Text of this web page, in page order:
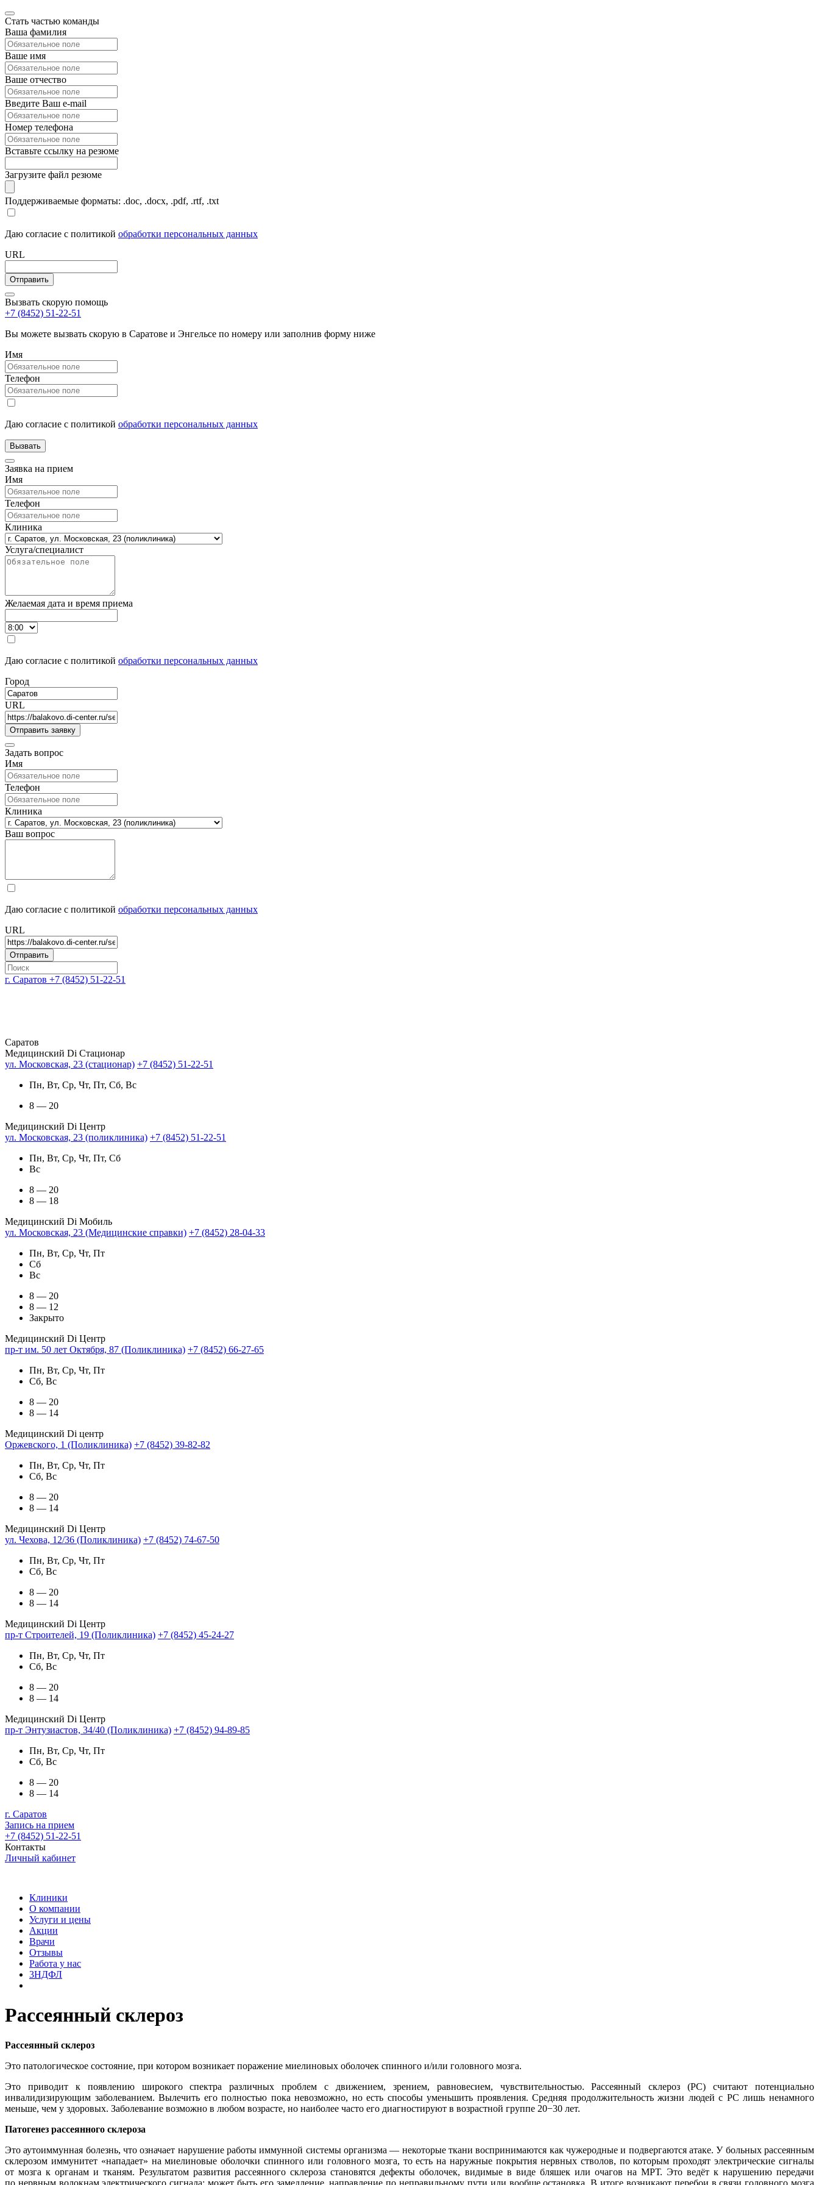
Стать частью команды
Ваша фамилия
Ваше имя
Ваше отчество
Введите Ваш e-mail
Номер телефона
Вставьте ссылку на резюме
Загрузите файл резюме
Поддерживаемые форматы: .doc, .docx, .pdf, .rtf, .txt
Даю согласие с политикой обработки персональных данных
URL
Вызвать скорую помощь
+7 (8452) 51-22-51
Вы можете вызвать скорую в Саратове и Энгельсе по номеру или заполнив форму ниже
Имя
Телефон
Даю согласие с политикой обработки персональных данных
Заявка на прием
Имя
Телефон
Клиника
Услуга/специалист
Желаемая дата и время приема
Даю согласие с политикой обработки персональных данных
Город
URL
Задать вопрос
Имя
Телефон
Клиника
Ваш вопрос
Даю согласие с политикой обработки персональных данных
URL
г. Саратов +7 (8452) 51-22-51
Саратов
Медицинский Di Стационар
ул. Московская, 23 (стационар) +7 (8452) 51-22-51
Пн, Вт, Ср, Чт, Пт, Сб, Вс
8 — 20
Медицинский Di Центр
ул. Московская, 23 (поликлиника) +7 (8452) 51-22-51
Пн, Вт, Ср, Чт, Пт, Сб
Вс
8 — 20
8 — 18
Медицинский Di Мобиль
ул. Московская, 23 (Медицинские справки) +7 (8452) 28-04-33
Пн, Вт, Ср, Чт, Пт
Сб
Вс
8 — 20
8 — 12
Закрыто
Медицинский Di Центр
пр-т им. 50 лет Октября, 87 (Поликлиника) +7 (8452) 66-27-65
Пн, Вт, Ср, Чт, Пт
Сб, Вс
8 — 20
8 — 14
Медицинский Di центр
Оржевского, 1 (Поликлиника) +7 (8452) 39-82-82
Пн, Вт, Ср, Чт, Пт
Сб, Вс
8 — 20
8 — 14
Медицинский Di Центр
ул. Чехова, 12/36 (Поликлиника) +7 (8452) 74-67-50
Пн, Вт, Ср, Чт, Пт
Сб, Вс
8 — 20
8 — 14
Медицинский Di Центр
пр-т Строителей, 19 (Поликлиника) +7 (8452) 45-24-27
Пн, Вт, Ср, Чт, Пт
Сб, Вс
8 — 20
8 — 14
Медицинский Di Центр
пр-т Энтузиастов, 34/40 (Поликлиника) +7 (8452) 94-89-85
Пн, Вт, Ср, Чт, Пт
Сб, Вс
8 — 20
8 — 14
г. Саратов
Запись на прием
+7 (8452) 51-22-51
Контакты
Личный кабинет
Клиники
О компании
Услуги и цены
Акции
Врачи
Отзывы
Работа у нас
3НДФЛ
Рассеянный склероз
Рассеянный склероз
Это патологическое состояние, при котором возникает поражение миелиновых оболочек спинного и/или головного мозга.
Это приводит к появлению широкого спектра различных проблем с движением, зрением, равновесием, чувствительностью. Рассеянный склероз (РС) считают потенциально
инвалидизирующим заболеванием. Вылечить его полностью пока невозможно, но есть способы уменьшить проявления. Средняя продолжительность жизни людей с РС лишь ненамного
меньше, чем у здоровых. Заболевание возможно в любом возрасте, но наиболее часто его диагностируют в возрастной группе 20−30 лет.
Патогенез рассеянного склероза
Это аутоиммунная болезнь, что означает нарушение работы иммунной системы организма — некоторые ткани воспринимаются как чужеродные и подвергаются атаке. У больных рассеянным
склерозом иммунитет «нападает» на миелиновые оболочки спинного или головного мозга, то есть на наружные покрытия нервных стволов, по которым проходят электрические сигналы
от мозга к органам и тканям. Результатом развития рассеянного склероза становятся дефекты оболочек, видимые в виде бляшек или очагов на МРТ. Это ведёт к нарушению передачи
по нервным волокнам электрического сигнала: может быть его замедление, направление по неправильному пути или вообще остановка. В итоге возникают перебои в связи головного мозга